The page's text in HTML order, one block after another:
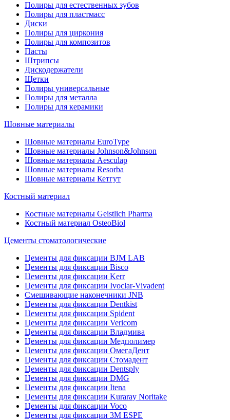
Полиры для естественных зубов
Полиры для пластмасс
Диски
Полиры для циркония
Полиры для композитов
Пасты
Штрипсы
Дискодержатели
Щетки
Полиры универсальные
Полиры для металла
Полиры для керамики
Шовные материалы
Шовные материалы EuroType
Шовные материалы Johnson&Johnson
Шовные материалы Aesculap
Шовные материалы Resorba
Шовные материалы Кетгут
Костный материал
Костные материалы Geistlich Pharma
Костный материал OsteoBiol
Цементы стоматологические
Цементы для фиксации BJM LAB
Цементы для фиксации Bisco
Цементы для фиксации Kerr
Цементы для фиксации Ivoclar-Vivadent
Смешивающие наконечники JNB
Цементы для фиксации Dentkist
Цементы для фиксации Spident
Цементы для фиксации Vericom
Цементы для фиксации Владмива
Цементы для фиксации Медполимер
Цементы для фиксации ОмегаДент
Цементы для фиксации Стомадент
Цементы для фиксации Dentsply
Цементы для фиксации DMG
Цементы для фиксации Itena
Цементы для фиксации Kuraray Noritake
Цементы для фиксации Voco
Цементы для фиксации 3M ESPE